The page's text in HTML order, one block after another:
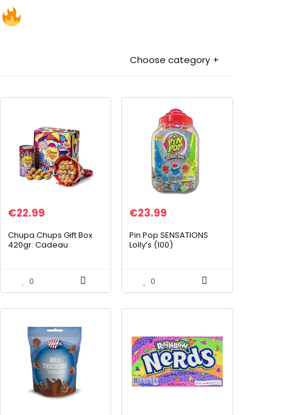
Choose category
€22.99
Chupa Chups Gift Box
420gr: Cadeau
metalen blik 16 lollies
420.00 g
0
€23.99
Pin Pop SENSATIONS
Lolly’s (100)
0